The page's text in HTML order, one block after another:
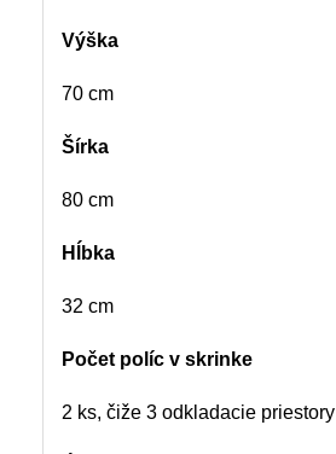
Výška
70 cm
Šírka
80 cm
Hĺbka
32 cm
Počet políc v skrinke
2 ks, čiže 3 odkladacie priestory